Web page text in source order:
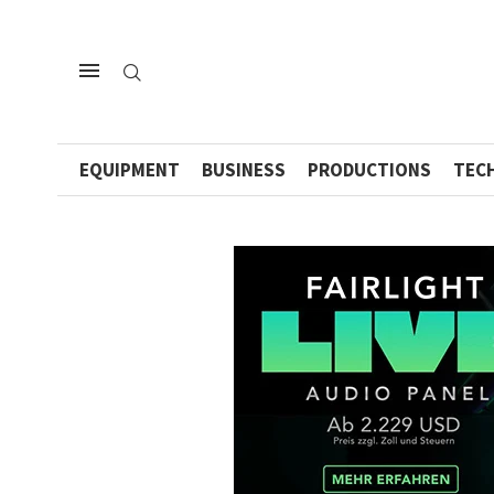
EQUIPMENT BUSINESS PRODUCTIONS